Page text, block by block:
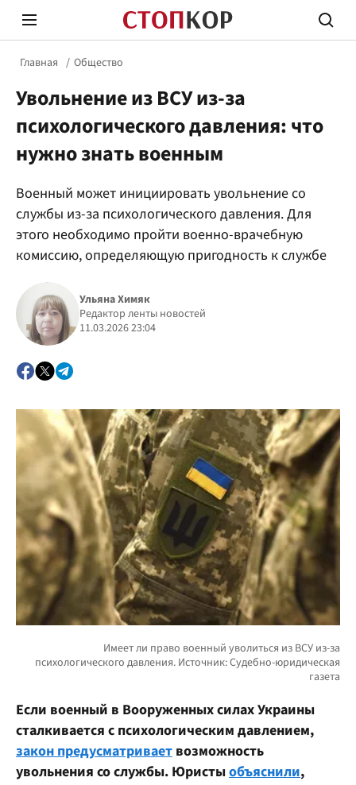
Политика
Главная Общество
Увольнение из ВСУ из-за
психологического давления: что
нужно знать военным
Военный может инициировать увольнение со
службы из-за психологического давления. Для
этого необходимо пройти военно-врачебную
комиссию, определяющую пригодность к службе
Ульяна Химяк
Редактор ленты новостей
11.03.2026 23:04
Если военный в Вооруженных силах Украины
сталкивается с психологическим давлением,
закон предусматривает возможность
увольнения со службы. Юристыобъяснили,